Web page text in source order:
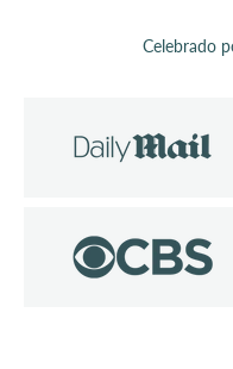
Celebrado